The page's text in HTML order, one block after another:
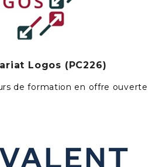
Logos (PC226)
de formation en offre ouverte